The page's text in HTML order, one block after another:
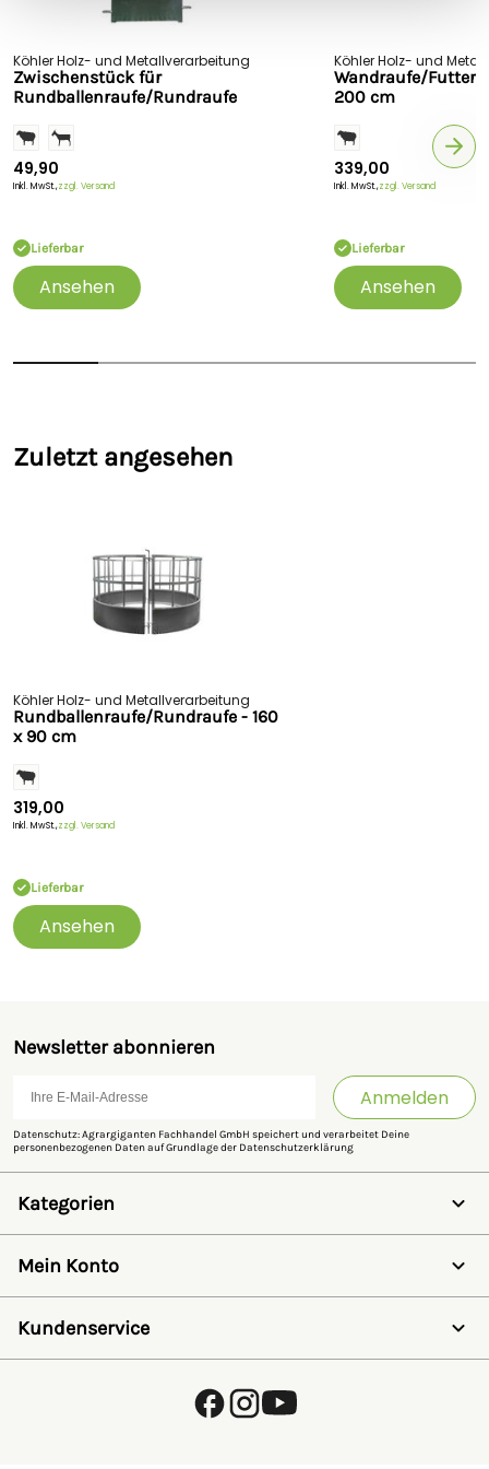
Hersteller: Köhler GmbH & Co.KG, Baubergstr. 4-6, 34388,
Köhler Holz- und Metallverarbeitung
Zwischenstück für
Rundballenraufe/Rundraufe
49,90
Inkl. MwSt.,zzgl. Versand
Lieferbar
Ansehen
Köhler Holz- und
Wandraufe/
200 cm
339,00
Inkl. MwSt.,zzgl. Versand
Lieferbar
Ansehen
Zuletzt angesehen
Köhler Holz- und Metallverarbeitung
Rundballenraufe/Rundraufe - 160
x 90 cm
319,00
Inkl. MwSt.,zzgl. Versand
Lieferbar
Ansehen
Newsletter abonnieren
Anmelden
Datenschutz: Agrargiganten Fachhandel GmbH speichert und verarbeitet Deine
personenbezogenen Daten auf Grundlage der Datenschutzerklärung
Kategorien
Schermaschinen
Futter- & Tränkesysteme
Haus, Hof & Stall
SALE
Mein Konto
Registrieren
Wunschzettel
Passwort vergessen
Kundenservice
Kostenlose Fachberatung